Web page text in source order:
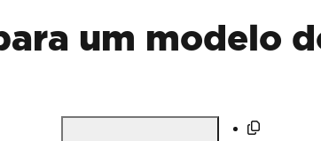
// Linq compatible
um modelo